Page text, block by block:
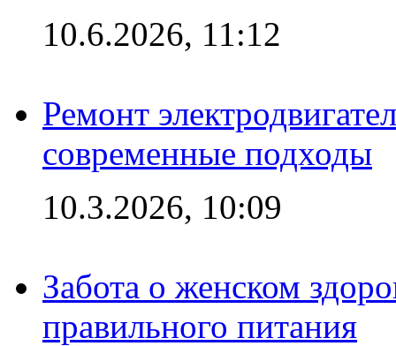
10.6.2026, 11:12
Ремонт
современные подходы
10.3.2026, 10:09
Забота о женском
правильного питания